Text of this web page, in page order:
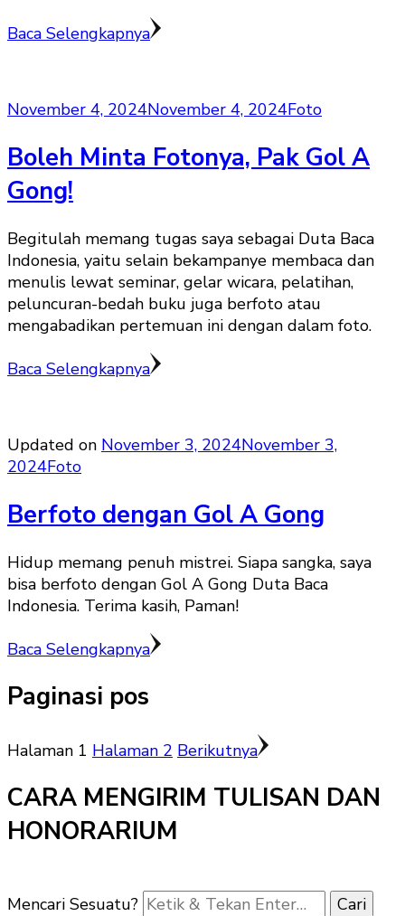
Baca Selengkapnya
November 4, 2024November 4, 2024Foto
Boleh Minta Fotonya, Pak Gol A
Gong!
Begitulah memang tugas saya sebagai Duta Baca
Indonesia, yaitu selain bekampanye membaca dan
menulis lewat seminar, gelar wicara, pelatihan,
peluncuran-bedah buku juga berfoto atau
mengabadikan pertemuan ini dengan dalam foto.
Baca Selengkapnya
Updated on November 3, 2024November 3,
2024Foto
Berfoto dengan Gol A Gong
Hidup memang penuh mistrei. Siapa sangka, saya
bisa berfoto dengan Gol A Gong Duta Baca
Indonesia. Terima kasih, Paman!
Baca Selengkapnya
Paginasi pos
Halaman 1 Halaman 2 Berikutnya
CARA MENGIRIM TULISAN DAN
HONORARIUM
Mencari Sesuatu?